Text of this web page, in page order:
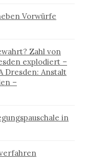
Vorwürfe
Zahl von
explodiert –
Dresden: Anstalt
–
in